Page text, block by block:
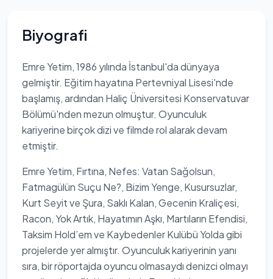
Biyografi
Emre Yetim, 1986 yılında İstanbul'da dünyaya
gelmiştir. Eğitim hayatına Pertevniyal Lisesi'nde
başlamış, ardından Haliç Üniversitesi Konservatuvar
Bölümü'nden mezun olmuştur. Oyunculuk
kariyerine birçok dizi ve filmde rol alarak devam
etmiştir.
Emre Yetim, Fırtına, Nefes: Vatan Sağolsun,
Fatmagülün Suçu Ne?, Bizim Yenge, Kusursuzlar,
Kurt Seyit ve Şura, Saklı Kalan, Gecenin Kraliçesi,
Racon, Yok Artık, Hayatımın Aşkı, Martıların Efendisi,
Taksim Hold’em ve Kaybedenler Kulübü Yolda gibi
projelerde yer almıştır. Oyunculuk kariyerinin yanı
sıra, bir röportajda oyuncu olmasaydı denizci olmayı